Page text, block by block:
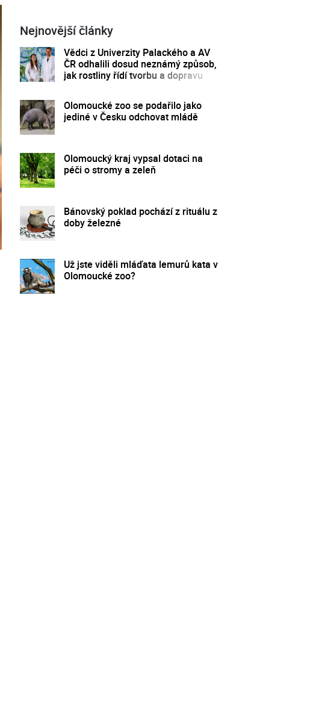
Nejnovější články
Vědci z Univerzity Palackého a AV
ČR odhalili dosud neznámý způsob,
jak rostliny řídí tvorbu a dopravu
Olomoucké zoo se podařilo jako
jediné v Česku odchovat mládě
Olomoucký kraj vypsal dotaci na
péči o stromy a zeleň
Bánovský poklad pochází z rituálu z
doby železné
Už jste viděli mláďata lemurů kata v
Olomoucké zoo?